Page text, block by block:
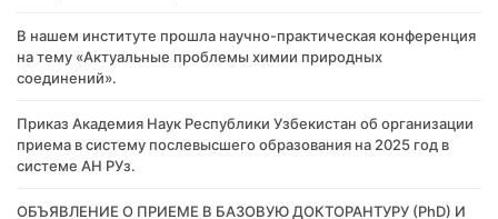
В нашем институте прошла научно-практическая конференция
на тему «Актуальные проблемы химии природных
соединений».
Приказ Академия Наук Республики Узбекистан об организации
приема в систему послевысшего образования на 2025 год в
системе АН РУз.
​ОБЪЯВЛЕНИЕ О ПРИЕМЕ В БАЗОВУЮ ДОКТОРАНТУРУ (PhD) И